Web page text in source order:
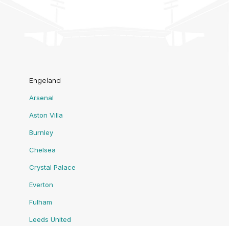
Engeland
Arsenal
Aston Villa
Burnley
Chelsea
Crystal Palace
Everton
Fulham
Leeds United